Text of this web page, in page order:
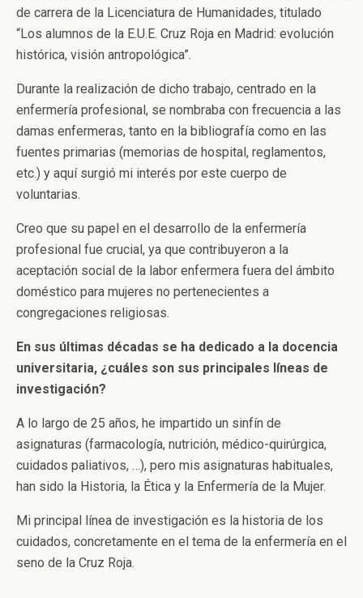
de carrera de la Licenciatura de Humanidades, titulado
“Los alumnos de la E.U.E. Cruz Roja en Madrid: evolución
histórica, visión antropológica”.
Durante la realización de dicho trabajo, centrado en la
enfermería profesional, se nombraba con frecuencia a las
damas enfermeras, tanto en la bibliografía como en las
fuentes primarias (memorias de hospital, reglamentos,
etc.) y aquí surgió mi interés por este cuerpo de
voluntarias.
Creo que su papel en el desarrollo de la enfermería
profesional fue crucial, ya que contribuyeron a la
aceptación social de la labor enfermera fuera del ámbito
doméstico para mujeres no pertenecientes a
congregaciones religiosas.
En sus últimas décadas se ha dedicado a la docencia
universitaria, ¿cuáles son sus principales líneas de
investigación?
A lo largo de 25 años, he impartido un sinfín de
asignaturas (farmacología, nutrición, médico-quirúrgica,
cuidados paliativos, …), pero mis asignaturas habituales,
han sido la Historia, la Ética y la Enfermería de la Mujer.
Mi principal línea de investigación es la historia de los
cuidados, concretamente en el tema de la enfermería en el
seno de la Cruz Roja.